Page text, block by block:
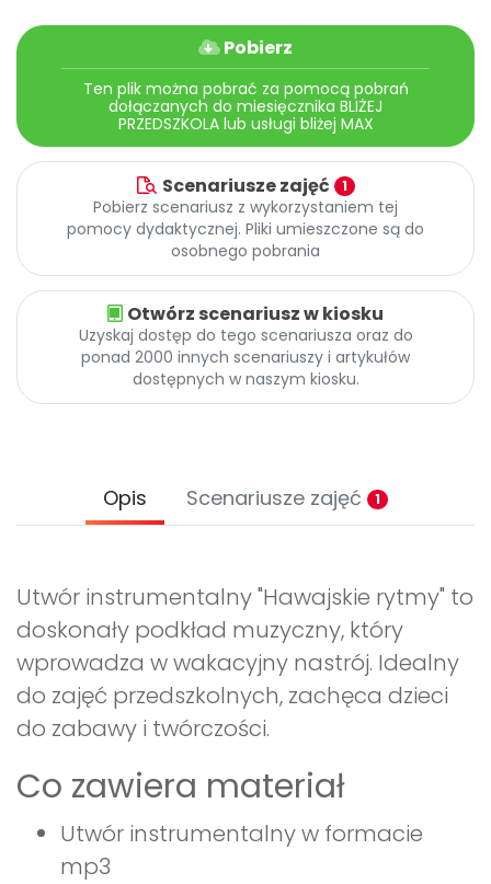
Pobierz
Ten plik można pobrać za pomocą pobrań
dołączanych do miesięcznika BLIŻEJ
PRZEDSZKOLA lub usługi bliżej MAX
Scenariusze zajęć 1
Pobierz scenariusz z wykorzystaniem tej
pomocy dydaktycznej. Pliki umieszczone są do
osobnego pobrania
Otwórz scenariusz w kiosku
Uzyskaj dostęp do tego scenariusza oraz do
ponad 2000 innych scenariuszy i artykułów
dostępnych w naszym kiosku.
Opis Scenariusze zajęć 1
Utwór instrumentalny "Hawajskie rytmy" to
doskonały podkład muzyczny, który
wprowadza w wakacyjny nastrój. Idealny
do zajęć przedszkolnych, zachęca dzieci
do zabawy i twórczości.
Co zawiera materiał
Utwór instrumentalny w formacie
mp3